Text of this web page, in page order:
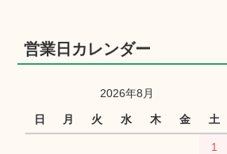
営業日カレンダー
2026年8月
日 月 火 水 木 金 土
1